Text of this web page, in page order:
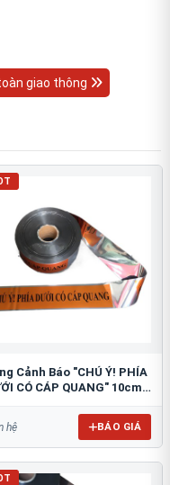
giao thông
Cảnh Báo "CHÚ Ý! PHÍA
CÓ CÁP QUANG" 10cm:
hệ BÁO GIÁ